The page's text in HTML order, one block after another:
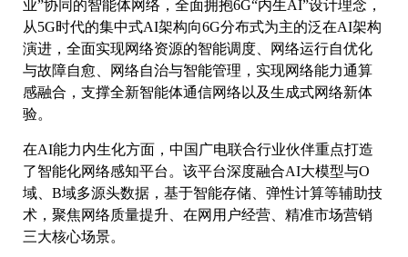
业”协同的智能体网络，全面拥抱6G“内生AI”设计理念，
从5G时代的集中式AI架构向6G分布式为主的泛在AI架构
演进，全面实现网络资源的智能调度、网络运行自优化
与故障自愈、网络自治与智能管理，实现网络能力通算
感融合，支撑全新智能体通信网络以及生成式网络新体
验。
在AI能力内生化方面，中国广电联合行业伙伴重点打造
了智能化网络感知平台。该平台深度融合AI大模型与O
域、B域多源头数据，基于智能存储、弹性计算等辅助技
术，聚焦网络质量提升、在网用户经营、精准市场营销
三大核心场景。